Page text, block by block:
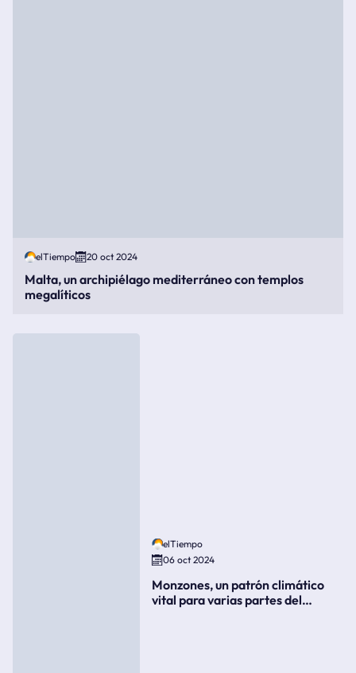
elTiempo 20 oct 2024
Malta, un archipiélago mediterráneo con templos
megalíticos
elTiempo
06 oct 2024
Monzones, un patrón climático
vital para varias partes del